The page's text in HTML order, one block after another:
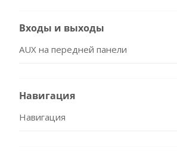
Входы и выходы
AUX на передней панели
Навигация
Навигация